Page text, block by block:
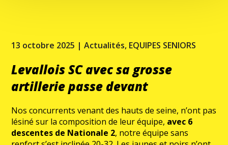
13 octobre 2025 |Actualités, EQUIPES SENIORS
Levallois SC avec sa grosse
artillerie passe devant
Nos concurrents venant des hauts de seine, n’ont pas
lésiné sur la composition de leur équipe, avec 6
descentes de Nationale 2, notre équipe sans